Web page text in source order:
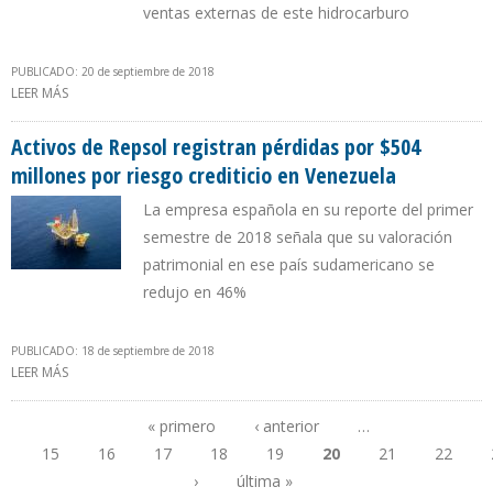
ventas externas de este hidrocarburo
PUBLICADO: 20 de septiembre de 2018
LEER MÁS
Activos de Repsol registran pérdidas por $504
millones por riesgo crediticio en Venezuela
La empresa española en su reporte del primer
semestre de 2018 señala que su valoración
patrimonial en ese país sudamericano se
redujo en 46%
PUBLICADO: 18 de septiembre de 2018
LEER MÁS
Páginas
« primero ‹ anterior
…
15
16 17 18 19 20 21 22
›
última »